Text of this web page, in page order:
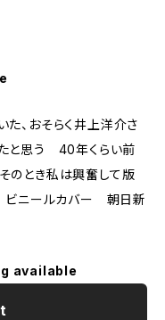
、おそらく井上洋介さ
と思う 40年くらい前
のとき私は興奮して版
ニールカバー 朝日新
available